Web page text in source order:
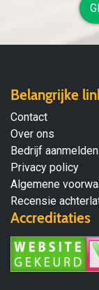
Belangrijke
Contact
Over ons
Bedrijf aanmelden
Privacy policy
Algemene
Recensie
Accreditaties